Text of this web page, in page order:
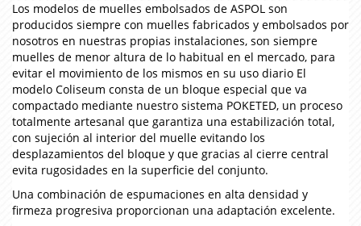
Los modelos de muelles embolsados de ASPOL son
producidos siempre con muelles fabricados y embolsados por
nosotros en nuestras propias instalaciones, son siempre
muelles de menor altura de lo habitual en el mercado, para
evitar el movimiento de los mismos en su uso diario El
modelo Coliseum consta de un bloque especial que va
compactado mediante nuestro sistema POKETED, un proceso
totalmente artesanal que garantiza una estabilización total,
con sujeción al interior del muelle evitando los
desplazamientos del bloque y que gracias al cierre central
evita rugosidades en la superficie del conjunto.
Una combinación de espumaciones en alta densidad y
firmeza progresiva proporcionan una adaptación excelente.